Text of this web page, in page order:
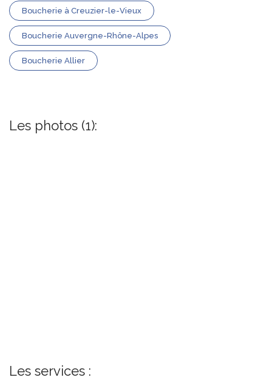
Boucherie à Creuzier-le-Vieux
Boucherie Auvergne-Rhône-Alpes
Boucherie Allier
Les photos (1):
Les services :